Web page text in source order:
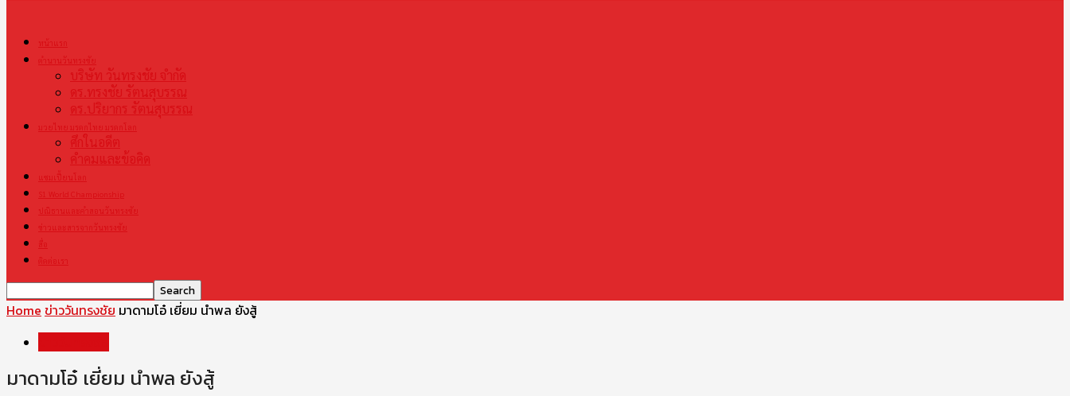
หน้าแรก
ตำนานวันทรงชัย
บริษัท วันทรงชัย จำกัด
ดร.ทรงชัย รัตนสุบรรณ
ดร.ปริยากร รัตนสุบรรณ
มวยไทย มรดกไทย มรดกโลก
ศึกในอดีต
คำคมและข้อคิด
แชมเปี้ยนโลก
S1 World Championship
ปณิธานและคำสอนวันทรงชัย
ข่าวและสารจากวันทรงชัย
สื่อ
ติดต่อเรา
Home ข่าววันทรงชัย มาดามโอ๋ เยี่ยม นำพล ยังสู้
มาดามโอ๋ เยี่ยม นำพล ยังสู้